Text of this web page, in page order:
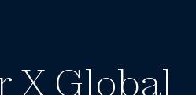
X Global